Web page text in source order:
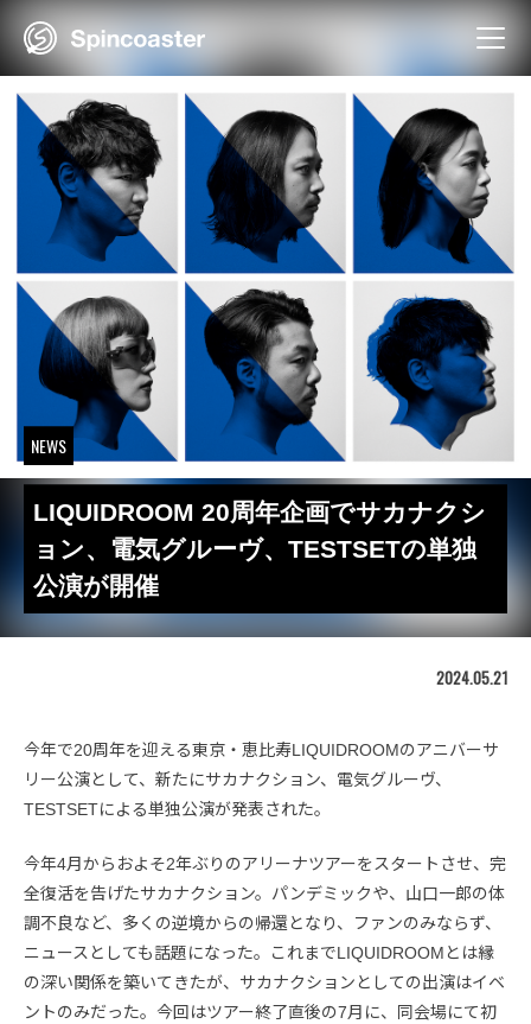
content
NEWS
LIQUIDROOM 20周年企画でサカナクシ
ョン、電気グルーヴ、TESTSETの単独
公演が開催
2024.05.21
今年で20周年を迎える東京・恵比寿LIQUIDROOMのアニバーサ
リー公演として、新たにサカナクション、電気グルーヴ、
TESTSETによる単独公演が発表された。
今年4月からおよそ2年ぶりのアリーナツアーをスタートさせ、完
全復活を告げたサカナクション。パンデミックや、山口一郎の体
調不良など、多くの逆境からの帰還となり、ファンのみならず、
ニュースとしても話題になった。これまでLIQUIDROOMとは縁
の深い関係を築いてきたが、サカナクションとしての出演はイベ
ントのみだった。今回はツアー終了直後の7月に、同会場にて初